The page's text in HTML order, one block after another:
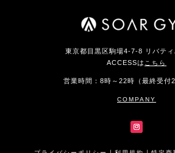
東京都目黒区駒場4-7-8 リバテ
ACCESSは こちら
営業時間：8時～22時（最終受付
COMPANY